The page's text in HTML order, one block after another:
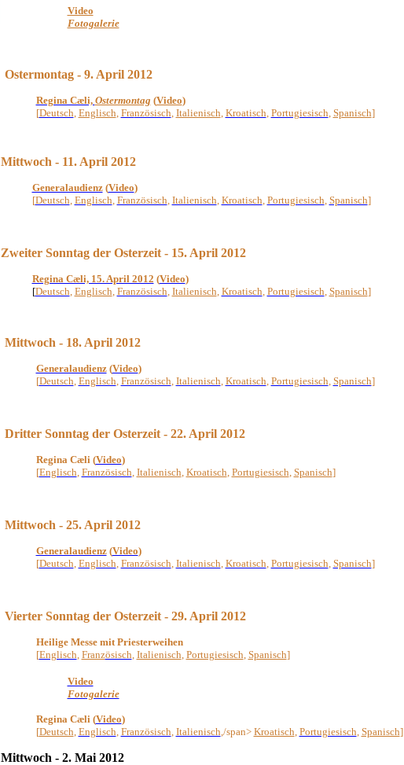
Video
Fotogalerie
Ostermontag - 9. April 2012
Regina Cæli, Ostermontag (Video)
[Deutsch, Englisch, Französisch, Italienisch, Kroatisch, Portugiesisch, Spanisch]
Mittwoch - 11. April 2012
Generalaudienz(Video)
[Deutsch, Englisch, Französisch, Italienisch, Kroatisch, Portugiesisch, Spanisch]
Zweiter Sonntag der Osterzeit - 15. April 2012
Regina Cæli, 15. April 2012 (Video)
[Deutsch, Englisch, Französisch, Italienisch, Kroatisch, Portugiesisch, Spanisch]
Mittwoch - 18. April 2012
Generalaudienz(Video)
[Deutsch, Englisch, Französisch, Italienisch, Kroatisch, Portugiesisch, Spanisch]
Dritter Sonntag der Osterzeit - 22. April 2012
Regina Cæli (Video)
[Englisch, Französisch, Italienisch, Kroatisch, Portugiesisch, Spanisch]
Mittwoch - 25. April 2012
Generalaudienz(Video)
[Deutsch, Englisch, Französisch, Italienisch, Kroatisch, Portugiesisch, Spanisch]
Vierter Sonntag der Osterzeit - 29. April 2012
Heilige Messe mit Priesterweihen
[Englisch, Französisch, Italienisch, Portugiesisch, Spanisch]
Video
Fotogalerie
Regina Cæli (Video)
[Deutsch, Englisch, Französisch, Italienisch,/span> Kroatisch, Portugiesisch, Spanisch]
Mittwoch - 2. Mai 2012